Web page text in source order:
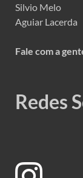
Silvio Melo
Aguiar Lacerda
Fale com a
Redes